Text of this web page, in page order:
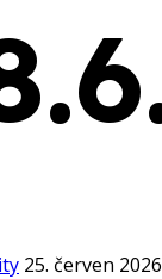
25. červen 2026